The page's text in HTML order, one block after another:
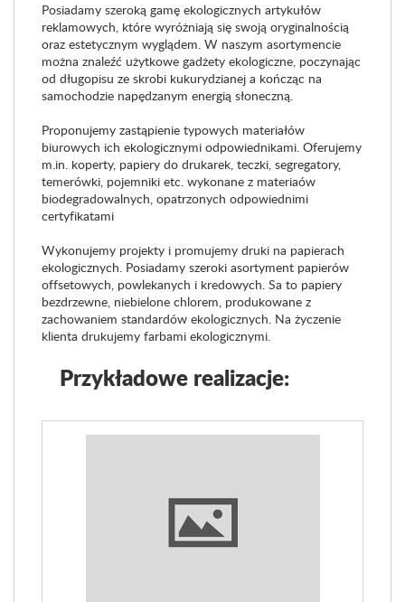
Posiadamy szeroką gamę ekologicznych artykułów
reklamowych, które wyróżniają się swoją oryginalnością
oraz estetycznym wyglądem. W naszym asortymencie
można znaleźć użytkowe gadżety ekologiczne, poczynając
od długopisu ze skrobi kukurydzianej a kończąc na
samochodzie napędzanym energią słoneczną.
Proponujemy zastąpienie typowych materiałów
biurowych ich ekologicznymi odpowiednikami. Oferujemy
m.in. koperty, papiery do drukarek, teczki, segregatory,
temerówki, pojemniki etc. wykonane z materiaów
biodegradowalnych, opatrzonych odpowiednimi
certyfikatami
Wykonujemy projekty i promujemy druki na papierach
ekologicznych. Posiadamy szeroki asortyment papierów
offsetowych, powlekanych i kredowych. Sa to papiery
bezdrzewne, niebielone chlorem, produkowane z
zachowaniem standardów ekologicznych. Na życzenie
klienta drukujemy farbami ekologicznymi.
Przykładowe realizacje: